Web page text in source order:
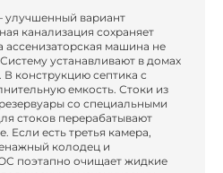
улучшенный вариант
канализация сохраняет
ассенизаторская машина не
устанавливают в домах
конструкцию септика с
емкость. Стоки из
со специальными
стоков перерабатывают
Если есть третья камера,
колодец и
поэтапно очищает жидкие